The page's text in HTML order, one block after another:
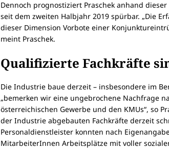
Dennoch prognostiziert Praschek anhand
seit dem zweiten Halbjahr 2019 spürbar. „Die
dieser Dimension Vorbote einer
meint Praschek.
Qualifizierte Fachkräfte
Die Industrie baue derzeit – insbesondere im
„bemerken wir eine ungebrochene Nachfrage
österreichischen Gewerbe und den KMUs“, so
der Industrie abgebauten Fachkräfte derzeit
Personaldienstleister konnten nach
MitarbeiterInnen Arbeitsplätze mit voller